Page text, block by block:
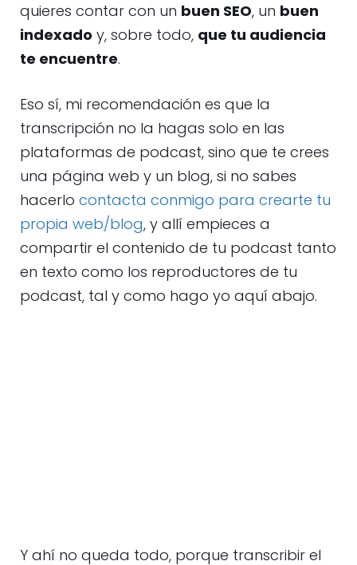
quieres contar con un buen SEO, un buen
indexado y, sobre todo, que tu audiencia
te encuentre.
Eso sí, mi recomendación es que la
transcripción no la hagas solo en las
plataformas de podcast, sino que te crees
una página web y un blog, si no sabes
hacerlo contacta conmigo para crearte tu
propia web/blog, y allí empieces a
compartir el contenido de tu podcast tanto
en texto como los reproductores de tu
podcast, tal y como hago yo aquí abajo.
Y ahí no queda todo, porque transcribir el